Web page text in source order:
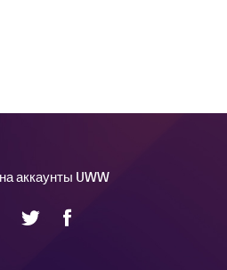
аккаунты UWW
Twitter Facebook